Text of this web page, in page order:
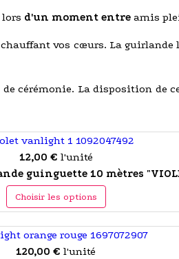
d'un moment entre amis
vos cœurs. La guirlande
cérémonie. La disposition de
12,00 € l'unité
guinguette 10 mètres
Choisir les options
120,00 € l'unité